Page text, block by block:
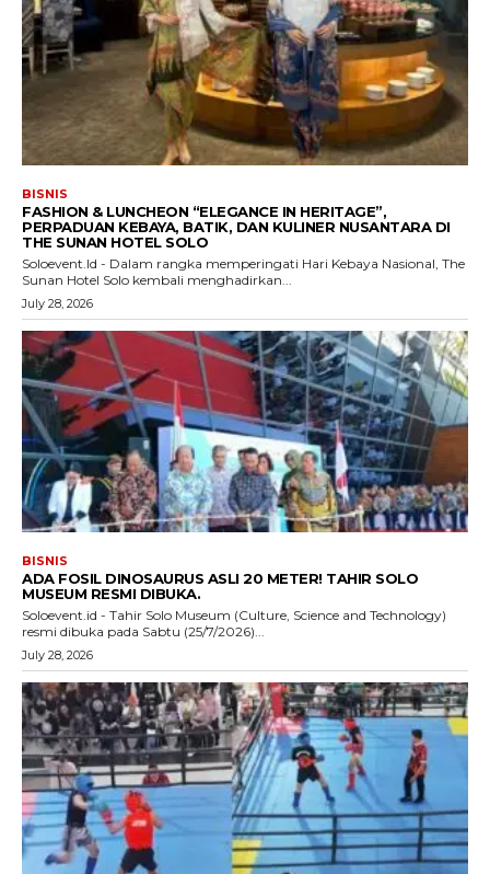
BISNIS
FASHION & LUNCHEON “ELEGANCE IN HERITAGE”,
PERPADUAN KEBAYA, BATIK, DAN KULINER NUSANTARA DI
THE SUNAN HOTEL SOLO
Soloevent.Id - Dalam rangka memperingati Hari Kebaya Nasional, The
Sunan Hotel Solo kembali menghadirkan...
July 28, 2026
BISNIS
ADA FOSIL DINOSAURUS ASLI 20 METER! TAHIR SOLO
MUSEUM RESMI DIBUKA.
Soloevent.id - Tahir Solo Museum (Culture, Science and Technology)
resmi dibuka pada Sabtu (25/7/2026)...
July 28, 2026